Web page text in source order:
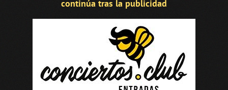
continúa tras la publicidad